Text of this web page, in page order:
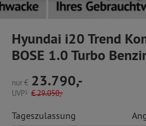
Hyundai i20 Trend
BOSE 1.0 Turbo
nur€ 23.790,-
UVP1 €29.050,-
Tageszulassung